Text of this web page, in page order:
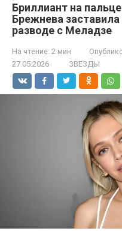
Бриллиант на
Брежнева
разводе с Меладзе
На чтение: 2 мин
27.05.2026
ЗВЕЗДЫ